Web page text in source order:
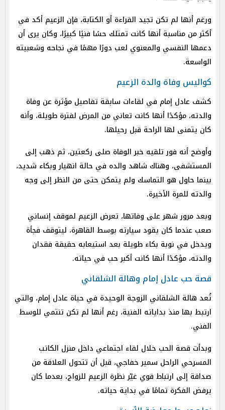
ورغم أنها لم تكن تجيد القراءة أو الكتابة، فإن الزعيم أكد في
أكثر من مناسبة أنها كانت تمتلك حسًا فنيًا كبيرًا، وكان يرى أن
دعمها النفسي والمعنوي لعب دورًا مهمًا في نجاحه وشعبيته
الواسعة.
كواليس وفاة والدة الزعيم
كشف عادل إمام في لقاءات سابقة تفاصيل مؤثرة عن وفاة
والدته، مؤكدًا أنها كانت تعاني من المرض لفترة طويلة، وأنه
كان يتمنى لها الراحة قبل رحيلها.
وأوضح أنه فور تلقيه خبر الوفاة صلى ركعتين، ثم ذهب إلى
المستشفى، وهناك شاهد والده في حالة انهيار وبكاء شديد،
بينما حاول هو التماسك ولم يتمكن حتى من النظر إلى وجه
والدته للمرة الأخيرة.
وبعد مرور شهر على وفاتها، تعرض الزعيم لموقف إنساني
صعب عندما كان يقود سيارته بوسط القاهرة، ليتوقف فجأة
ويدخل في نوبة بكاء طويلة بعد استيعابه حقيقة فقدان
والدته، مؤكدًا أنها كانت أكبر حب في حياته.
قصة حب عادل إمام وهالة الشلقاني
تُعد هالة الشلقاني الزوجة الوحيدة في حياة عادل إمام، والتي
ارتبط بها منذ بداياته الفنية، رغم أنها لم تكن تنتمي للوسط
الفني.
وبدأت قصة الحب خلال لقاء اجتماعي داخل منزل الكاتب
المسرحي الراحل سمير خفاجي، قبل أن تتحول العلاقة من
صداقة إلى ارتباط قوي غيّر نظرة الزعيم للزواج، بعدما كان
يرفض الفكرة تمامًا في بداية حياته.